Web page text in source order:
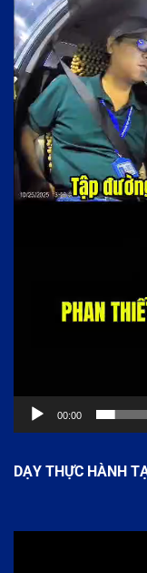
00:00
DẠY THỰC HÀNH